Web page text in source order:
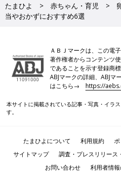
たまひよ 赤ちゃん・育児
当やおかずにおすすめ6選
ＡＢＪマークは、この電
著作権者からコンテンツ
であることを示す登録商
ABJマークの詳細、ABJマ
はこちら→https://
本サイトに掲載されている記事・写真・イラ
す。
たまひよについて 利用規約
サイトマップ
調査・プレスリリース
お問い合わせ
利用者情